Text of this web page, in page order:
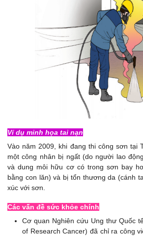
Ví dụ minh họa tai nạn
Vào năm 2009, khi đang thi công sơn tại
một công nhân bị ngất (do người lao
và dung môi hữu cơ có trong sơn bay
bằng con lăn) và bị tổn thương da (cánh
xúc với sơn.
Các vấn đề sức khỏe chính
Cơ quan Nghiên cứu Ung thư Quốc
of Research Cancer) đã chỉ ra công